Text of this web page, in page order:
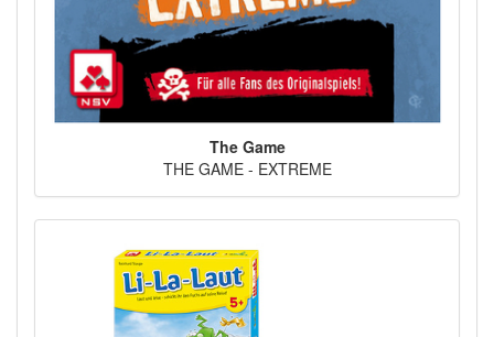
The Game
THE GAME - EXTREME